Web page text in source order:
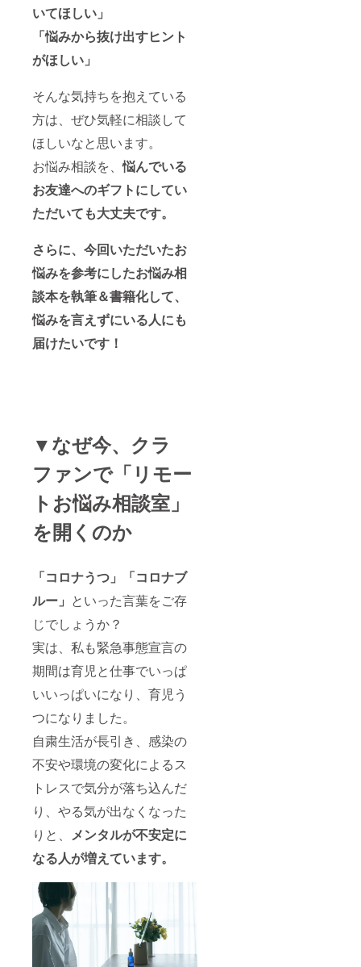
いてほしい」
「悩みから抜け出すヒント
がほしい」
そんな気持ちを抱えている
方は、ぜひ気軽に相談して
ほしいなと思います。
お悩み相談を、悩んでいる
お友達へのギフトにしてい
ただいても大丈夫です。
さらに、今回いただいたお
悩みを参考にしたお悩み相
談本を執筆＆書籍化して、
悩みを言えずにいる人にも
届けたいです！
▼なぜ今、クラ
ファンで「リモー
トお悩み相談室」
を開くのか
「コロナうつ」「コロナブ
ルー」 といった言葉をご存
じでしょうか？
実は、私も緊急事態宣言の
期間は育児と仕事でいっぱ
いいっぱいになり、育児う
つになりました。
自粛生活が長引き、感染の
不安や環境の変化によるス
トレスで気分が落ち込んだ
り、やる気が出なくなった
りと、 メンタルが不安定に
なる人が増えています。